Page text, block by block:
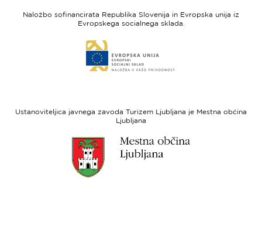
Slovenia
-
regionalni
Naložbo sofinancirata Republika Slovenija in Evropska unija iz
Evropskega socialnega sklada.
do
spletne
sklad
Ustanoviteljica javnega zavoda Turizem Ljubljana je Mestna občina
Ljubljana